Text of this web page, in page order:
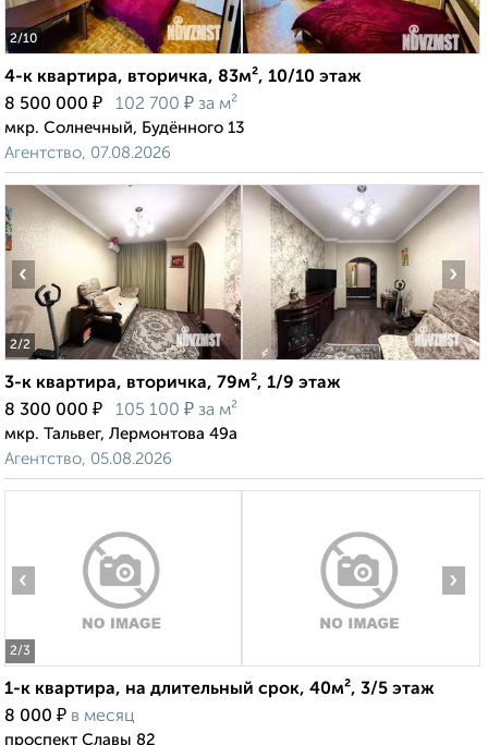
2/10
4-к квартира, вторичка, 83м², 10/10 этаж
8 500 000 ₽ 102 700 ₽ за м²
мкр. Солнечный, Будённого 13
Агентство, 07.08.2026
2/2
‹ ›
3-к квартира, вторичка, 79м², 1/9 этаж
8 300 000 ₽ 105 100 ₽ за м²
мкр. Тальвег, Лермонтова 49а
Агентство, 05.08.2026
2/3
‹ ›
1-к квартира, на длительный срок, 40м², 3/5 этаж
8 000 ₽ в месяц
проспект Славы 82